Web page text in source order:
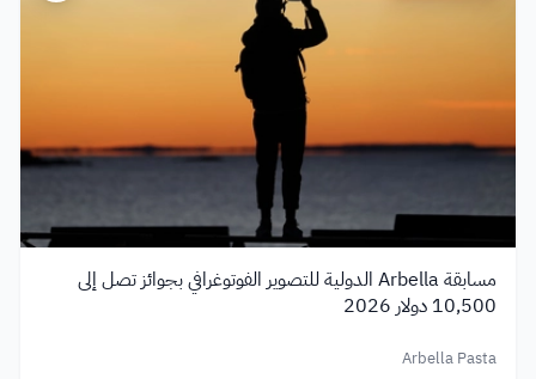
مسابقة Arbella الدولية للتصوير الفوتوغرافي بجوائز تصل إلى
10,500 دولار 2026
Arbella Pasta